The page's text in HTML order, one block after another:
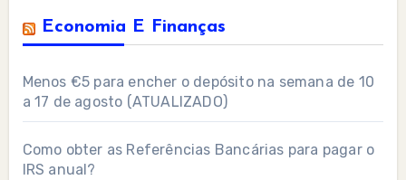
Economia E Finanças
Menos €5 para encher o depósito na semana de 10
a 17 de agosto (ATUALIZADO)
Como obter as Referências Bancárias para pagar o
IRS anual?